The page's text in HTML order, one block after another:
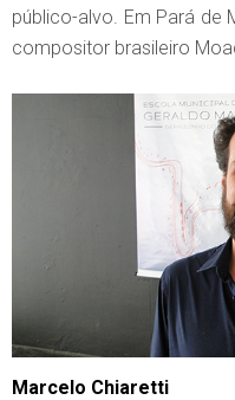
público-alvo. Em Pará de
compositor brasileiro
Marcelo Chiaretti